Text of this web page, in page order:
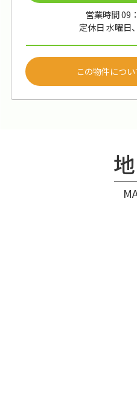
営業時間 09
定休日 水曜日
この物件につ